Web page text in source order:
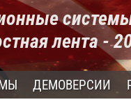
лента -
ДЕМОВЕРСИИ